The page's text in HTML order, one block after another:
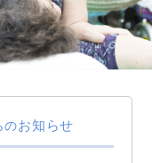
のお知らせ